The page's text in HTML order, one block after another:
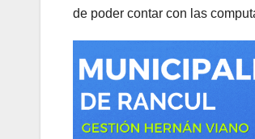
de poder contar con las